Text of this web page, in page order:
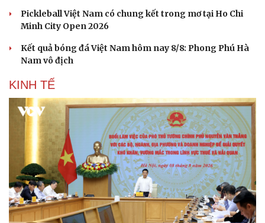
Pickleball Việt Nam có chung kết trong mơ tại Ho Chi
Minh City Open 2026
Kết quả bóng đá Việt Nam hôm nay 8/8: Phong Phú Hà
Nam vô địch
KINH TẾ